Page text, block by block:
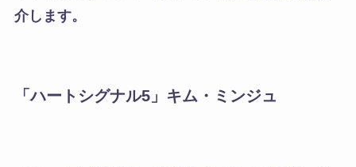
介します。
「ハートシグナル5」 キム・ミンジュ